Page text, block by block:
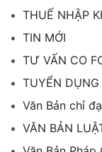
THUẾ NHẬP
TIN MỚI
TƯ VẤN CO
TUYỂN DỤNG
Văn Bản chỉ
VĂN BẢN